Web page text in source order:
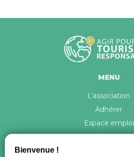
MENU
L’association
Adhérer
Espace emploi
Contact